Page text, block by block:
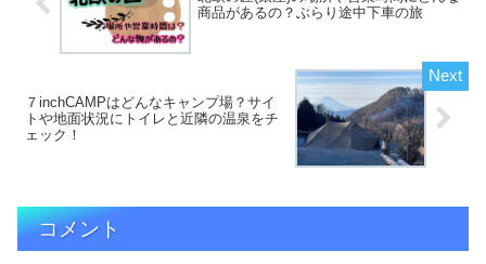
商品があるの？ぶらり途中下車の旅
７inchCAMPはどんなキャンプ場？サイ
トや地面状況にトイレと近隣の温泉をチ
ェック！
コメント